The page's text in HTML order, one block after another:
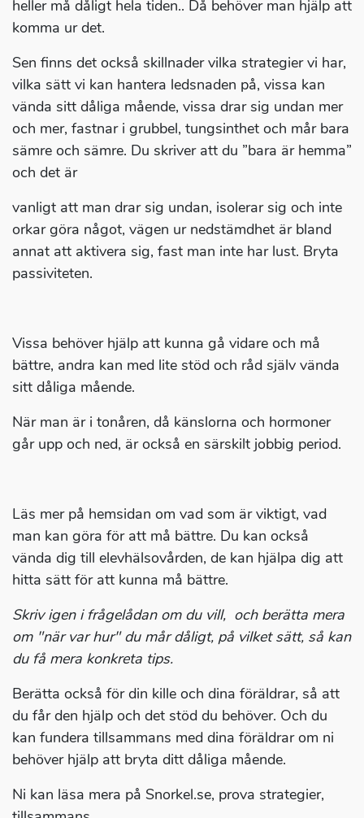
heller må dåligt hela tiden.. Då behöver man hjälp att
komma ur det.
Sen finns det också skillnader vilka strategier vi har,
vilka sätt vi kan hantera ledsnaden på, vissa kan
vända sitt dåliga mående, vissa drar sig undan mer
och mer, fastnar i grubbel, tungsinthet och mår bara
sämre och sämre. Du skriver att du ”bara är hemma”
och det är
vanligt att man drar sig undan, isolerar sig och inte
orkar göra något, vägen ur nedstämdhet är bland
annat att aktivera sig, fast man inte har lust. Bryta
passiviteten.
Vissa behöver hjälp att kunna gå vidare och må
bättre, andra kan med lite stöd och råd själv vända
sitt dåliga mående.
När man är i tonåren, då känslorna och hormoner
går upp och ned, är också en särskilt jobbig period.
Läs mer på hemsidan om vad som är viktigt, vad
man kan göra för att må bättre. Du kan också
vända dig till elevhälsovården, de kan hjälpa dig att
hitta sätt för att kunna må bättre.
Skriv igen i frågelådan om du vill, och berätta mera
om "när var hur" du mår dåligt, på vilket sätt, så kan
du få mera konkreta tips.
Berätta också för din kille och dina föräldrar, så att
du får den hjälp och det stöd du behöver. Och du
kan fundera tillsammans med dina föräldrar om ni
behöver hjälp att bryta ditt dåliga mående.
Ni kan läsa mera på Snorkel.se, prova strategier,